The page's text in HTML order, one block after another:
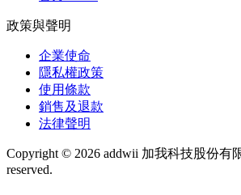
政策與聲明
企業使命
隱私權政策
使用條款
銷售及退款
法律聲明
Copyright © 2026 addwii 加我科技股份有
reserved.